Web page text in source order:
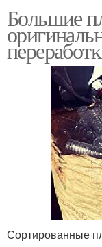
Большие
Сортированные